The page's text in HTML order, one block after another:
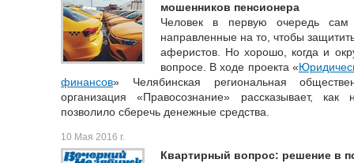
мошенников пенсионера
Человек в первую очередь
направленные на то, чтобы
аферистов. Но хорошо, когда и
вопросе. В ходе проекта «
финансов» Челябинская региональная
организация «Правосознание» рассказывает, как
позволило сберечь денежные средства.
10 Мая 2016 г.
Квартирный вопрос: решение в